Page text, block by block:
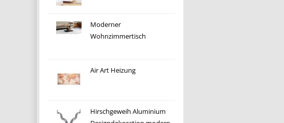
Moderner
Wohnzimmertisch
Air Art Heizung
Hirschgeweih Aluminium